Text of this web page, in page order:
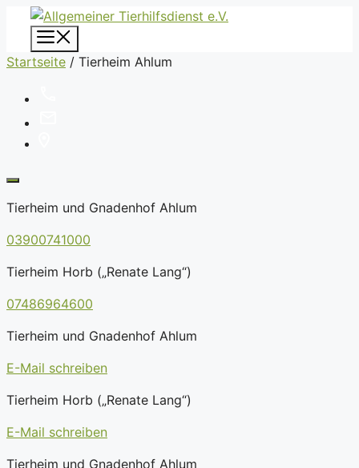
Zum
Inhalt
springen
Startseite / Tierheim Ahlum
Tierheim und Gnadenhof Ahlum
03900741000
Tierheim Horb („Renate Lang“)
07486964600
Tierheim und Gnadenhof Ahlum
E-Mail schreiben
Tierheim Horb („Renate Lang“)
E-Mail schreiben
Tierheim und Gnadenhof Ahlum